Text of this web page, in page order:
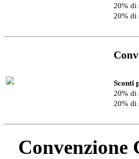
20% di
20% di
Sconti
20% di
20% di